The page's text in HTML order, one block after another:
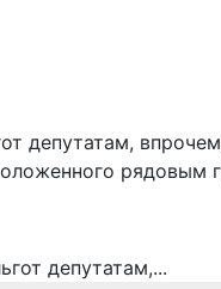
депутатам,
рядовым